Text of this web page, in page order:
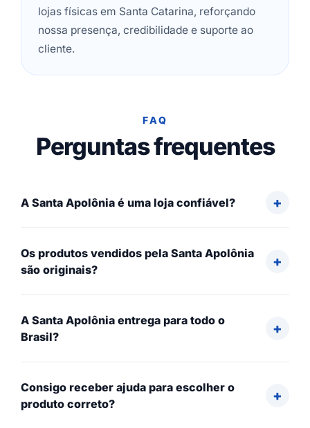
lojas físicas em Santa Catarina, reforçando
nossa presença, credibilidade e suporte ao
cliente.
FAQ
Perguntas frequentes
A Santa Apolônia é uma loja confiável?
Os produtos vendidos pela Santa Apolônia
são originais?
A Santa Apolônia entrega para todo o
Brasil?
Consigo receber ajuda para escolher o
produto correto?